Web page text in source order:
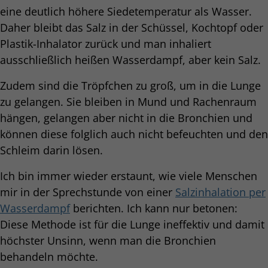
eine deutlich höhere Siedetemperatur als Wasser.
Daher bleibt das Salz in der Schüssel, Kochtopf oder
Plastik-Inhalator zurück und man inhaliert
ausschließlich heißen Wasserdampf, aber kein Salz.
Zudem sind die Tröpfchen zu groß, um in die Lunge
zu gelangen. Sie bleiben in Mund und Rachenraum
hängen, gelangen aber nicht in die Bronchien und
können diese folglich auch nicht befeuchten und den
Schleim darin lösen.
Ich bin immer wieder erstaunt, wie viele Menschen
mir in der Sprechstunde von einer Salzinhalation per
Wasserdampfberichten. Ich kann nur betonen:
Diese Methode ist für die Lunge ineffektiv und damit
höchster Unsinn, wenn man die Bronchien
behandeln möchte.